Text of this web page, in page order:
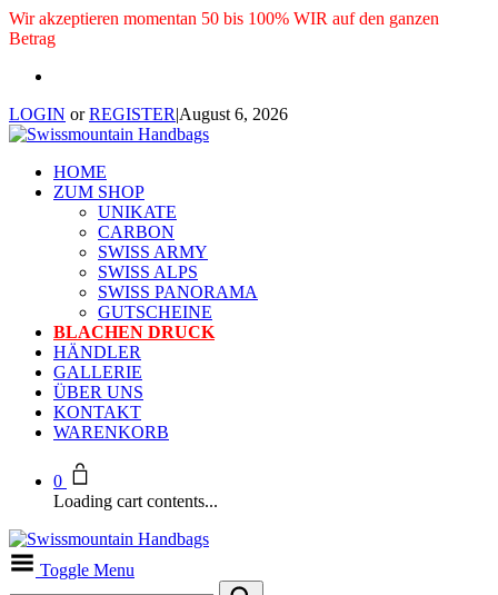
Wir akzeptieren momentan 50 bis 100% WIR auf den ganzen
Betrag
LOGIN orREGISTER|August 6, 2026
HOME
ZUM SHOP
UNIKATE
CARBON
SWISS ARMY
SWISS ALPS
SWISS PANORAMA
GUTSCHEINE
BLACHEN DRUCK
HÄNDLER
GALLERIE
ÜBER UNS
KONTAKT
WARENKORB
0
Loading cart contents...
Toggle Menu